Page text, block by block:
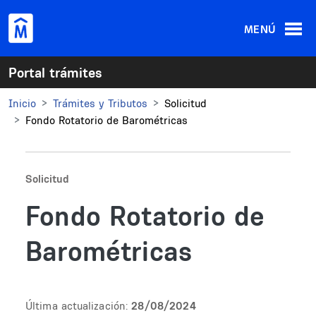
MENÚ
Portal trámites
Inicio Trámites y Tributos
Solicitud
Fondo Rotatorio de Barométricas
Solicitud
Fondo Rotatorio de
Barométricas
Última actualización: 28/08/2024